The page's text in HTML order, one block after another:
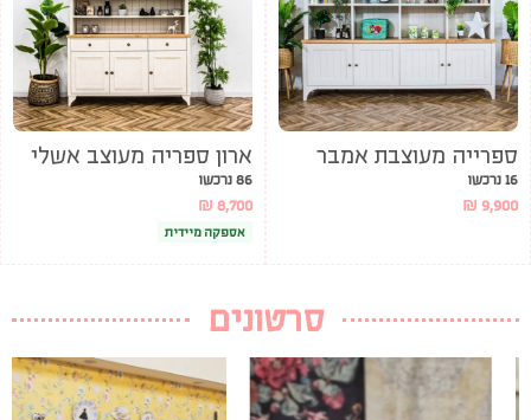
ספרייה מעוצבת אמבר
16 נרכשו
₪ 9,900
ארון ספריה מעוצב אשלי
86 נרכשו
₪ 8,700
אספקה מיידית
סרטונים